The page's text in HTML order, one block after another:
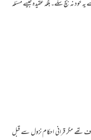
نہ بچ سکے۔بلکہ عقیدہ جیسے مسئلہ
مگر قرانی احکام نزول سے قبل